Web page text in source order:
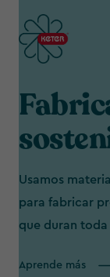
Usamos
para fabricar
que duran
Aprende más